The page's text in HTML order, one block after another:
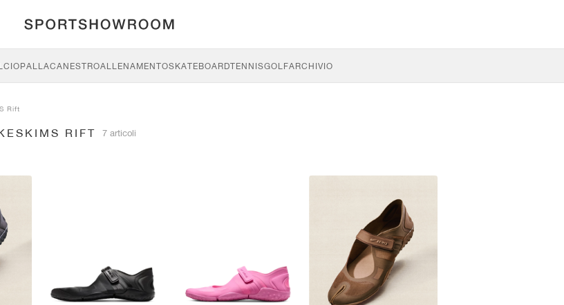
PALLACANESTROALLENAMENTOSKATEBOARDTENNISGOLFARCHIVIO
Rift
RIFT 7 articoli